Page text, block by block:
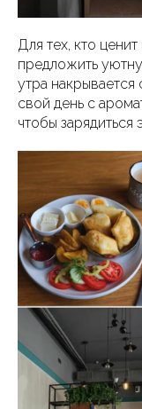
Для тех, кто
предложить
утра
свой день с
чтобы зарядиться